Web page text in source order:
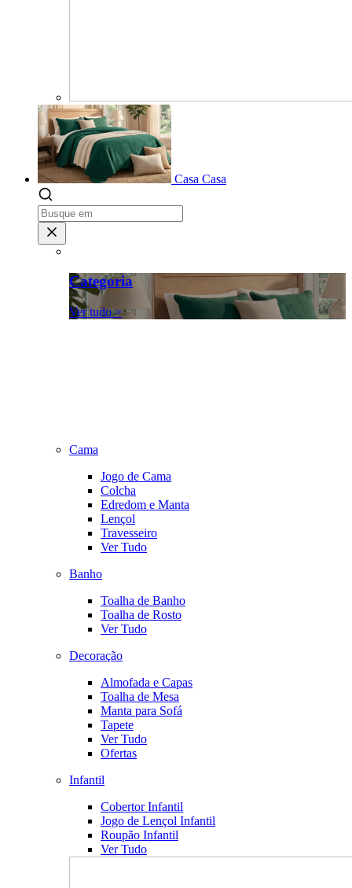
Casa Casa
Categoria
Ver tudo >
Cama
Jogo de Cama
Colcha
Edredom e Manta
Lençol
Travesseiro
Ver Tudo
Banho
Toalha de Banho
Toalha de Rosto
Ver Tudo
Decoração
Almofada e Capas
Toalha de Mesa
Manta para Sofá
Tapete
Ver Tudo
Ofertas
Infantil
Cobertor Infantil
Jogo de Lençol Infantil
Roupão Infantil
Ver Tudo